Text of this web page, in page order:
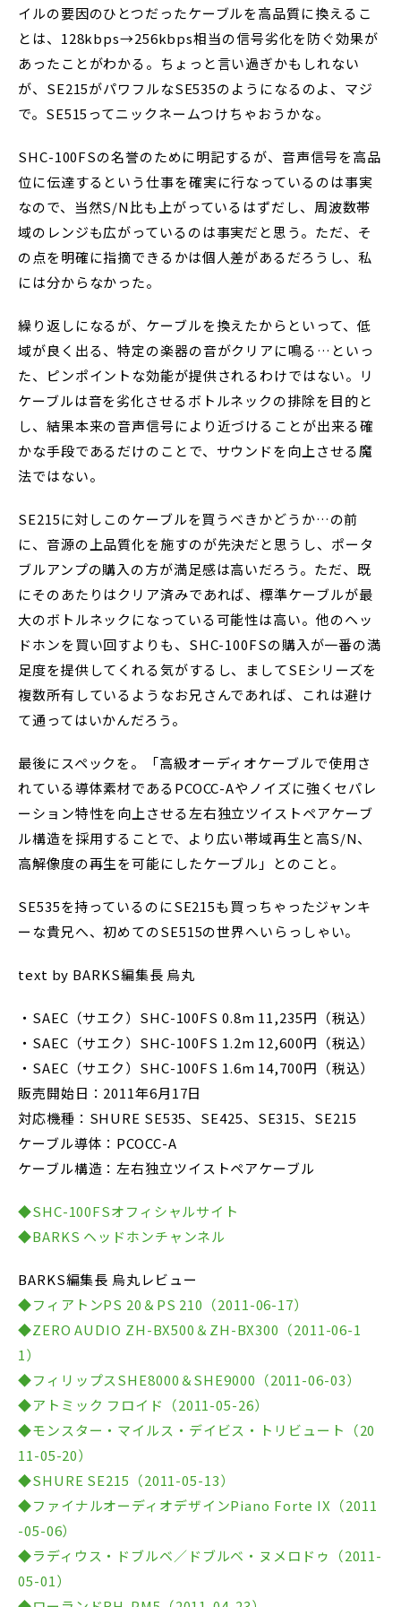
イルの要因のひとつだったケーブルを高品質に換えるこ
とは、128kbps→256kbps相当の信号劣化を防ぐ効果が
あったことがわかる。ちょっと言い過ぎかもしれない
が、SE215がパワフルなSE535のようになるのよ、マジ
で。SE515ってニックネームつけちゃおうかな。
SHC-100FSの名誉のために明記するが、音声信号を高品
位に伝達するという仕事を確実に行なっているのは事実
なので、当然S/N比も上がっているはずだし、周波数帯
域のレンジも広がっているのは事実だと思う。ただ、そ
の点を明確に指摘できるかは個人差があるだろうし、私
には分からなかった。
繰り返しになるが、ケーブルを換えたからといって、低
域が良く出る、特定の楽器の音がクリアに鳴る…といっ
た、ピンポイントな効能が提供されるわけではない。リ
ケーブルは音を劣化させるボトルネックの排除を目的と
し、結果本来の音声信号により近づけることが出来る確
かな手段であるだけのことで、サウンドを向上させる魔
法ではない。
SE215に対しこのケーブルを買うべきかどうか…の前
に、音源の上品質化を施すのが先決だと思うし、ポータ
ブルアンプの購入の方が満足感は高いだろう。ただ、既
にそのあたりはクリア済みであれば、標準ケーブルが最
大のボトルネックになっている可能性は高い。他のヘッ
ドホンを買い回すよりも、SHC-100FSの購入が一番の満
足度を提供してくれる気がするし、ましてSEシリーズを
複数所有しているようなお兄さんであれば、これは避け
て通ってはいかんだろう。
最後にスペックを。「高級オーディオケーブルで使用さ
れている導体素材であるPCOCC-Aやノイズに強くセパレ
ーション特性を向上させる左右独立ツイストペアケーブ
ル構造を採用することで、より広い帯域再生と高S/N、
高解像度の再生を可能にしたケーブル」とのこと。
SE535を持っているのにSE215も買っちゃったジャンキ
ーな貴兄へ、初めてのSE515の世界へいらっしゃい。
text by BARKS編集長 烏丸
・SAEC（サエク）SHC-100FS 0.8m 11,235円（税込）
・SAEC（サエク）SHC-100FS 1.2m 12,600円（税込）
・SAEC（サエク）SHC-100FS 1.6m 14,700円（税込）
販売開始日：2011年6月17日
対応機種：SHURE SE535、SE425、SE315、SE215
ケーブル導体：PCOCC-A
ケーブル構造：左右独立ツイストペアケーブル
◆SHC-100FSオフィシャルサイト
◆BARKS ヘッドホンチャンネル
BARKS編集長 烏丸レビュー
◆フィアトンPS 20＆PS 210（2011-06-17）
◆ZERO AUDIO ZH-BX500＆ZH-BX300（2011-06-1
1）
◆フィリップスSHE8000＆SHE9000（2011-06-03）
◆アトミック フロイド（2011-05-26）
◆モンスター・マイルス・デイビス・トリビュート（20
11-05-20）
◆SHURE SE215（2011-05-13）
◆ファイナルオーディオデザインPiano Forte IX（2011
-05-06）
◆ラディウス・ドブルベ／ドブルベ・ヌメロドゥ（2011-
05-01）